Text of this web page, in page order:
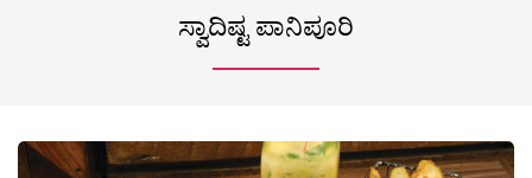
ಸ್ವಾದಿಷ್ಟ ಪಾನಿಪೂರಿ